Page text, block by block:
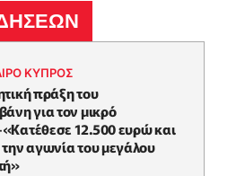
ΚΥΠΡΟΣ
πράξη του
για τον μικρό
12.500 ευρώ και
αγωνία του μεγάλου